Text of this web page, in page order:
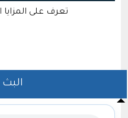
تعرف على المزايا
البث